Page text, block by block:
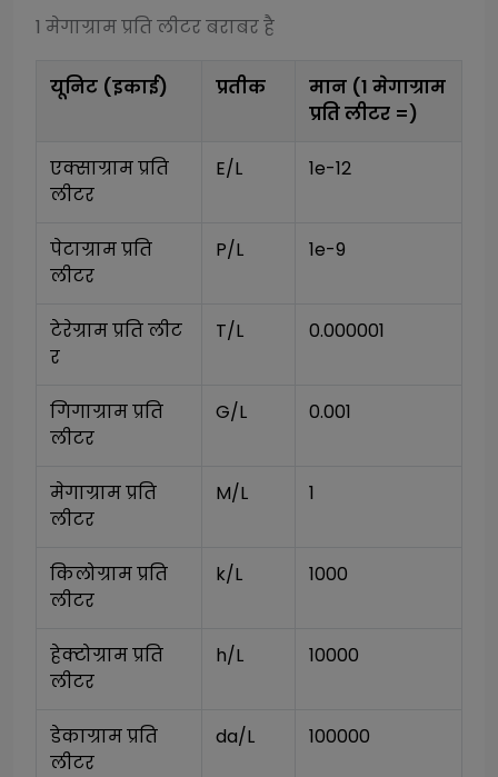
1 मेगाग्राम प्रति लीटरबराबर है
यूनिट (इकाई) प्रतीक मान (1 मेगाग्राम
प्रति लीटर =)
एक्साग्राम प्रति
लीटर
E/L 1e-12
पेटाग्राम प्रति
लीटर
P/L 1e-9
टेरेग्राम प्रति लीट
र
T/L 0.000001
गिगाग्राम प्रति
लीटर
G/L 0.001
मेगाग्राम प्रति
लीटर
M/L 1
किलोग्राम प्रति
लीटर
k/L 1000
हेक्टोग्राम प्रति
लीटर
h/L 10000
डेकाग्राम प्रति
लीटर
da/L 100000